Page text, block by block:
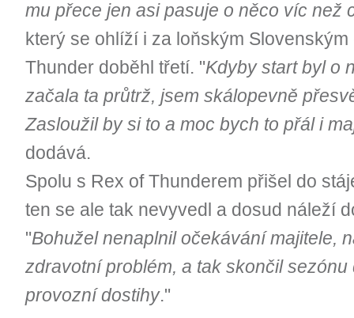
mu přece jen asi pasuje o něco víc než
který se ohlíží i za loňským
Thunder doběhl třetí. "Kdyby start byl o
začala ta průtrž, jsem skálopevně
Zasloužil by si to a moc bych to přál i
dodává.
Spolu s Rex of Thunderem přišel do
ten se ale tak nevyvedl a dosud náleží
"Bohužel nenaplnil očekávání majitele,
zdravotní problém, a tak skončil
provozní dostihy."